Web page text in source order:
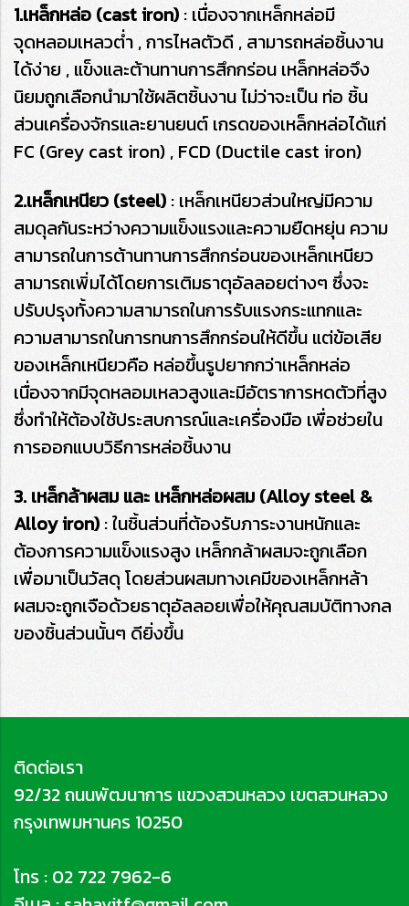
1.เหล็กหล่อ (cast iron) : เนื่องจากเหล็กหล่อมี
จุดหลอมเหลวต่ำ , การไหลตัวดี , สามารถหล่อชิ้นงาน
ได้ง่าย , แข็งและต้านทานการสึกกร่อน เหล็กหล่อจึง
นิยมถูกเลือกนำมาใช้ผลิตชิ้นงาน ไม่ว่าจะเป็น ท่อ ชิ้น
ส่วนเครื่องจักรและยานยนต์ เกรดของเหล็กหล่อได้แก่
FC (Grey cast iron) , FCD (Ductile cast iron)
2.เหล็กเหนียว (steel) : เหล็กเหนียวส่วนใหญ่มีความ
สมดุลกันระหว่างความแข็งแรงและความยืดหยุ่น ความ
สามารถในการต้านทานการสึกกร่อนของเหล็กเหนียว
สามารถเพิ่มได้โดยการเติมธาตุอัลลอยต่างๆ ซึ่งจะ
ปรับปรุงทั้งความสามารถในการรับแรงกระแทกและ
ความสามารถในการทนการสึกกร่อนให้ดีขึ้น แต่ข้อเสีย
ของเหล็กเหนียวคือ หล่อขึ้นรูปยากกว่าเหล็กหล่อ
เนื่องจากมีจุดหลอมเหลวสูงและมีอัตราการหดตัวที่สูง
ซึ่งทำให้ต้องใช้ประสบการณ์และเครื่องมือ เพื่อช่วยใน
การออกแบบวิธีการหล่อชิ้นงาน
3. เหล็กล้าผสม และ เหล็กหล่อผสม (Alloy steel &
Alloy iron) : ในชิ้นส่วนที่ต้องรับภาระงานหนักและ
ต้องการความแข็งแรงสูง เหล็กกล้าผสมจะถูกเลือก
เพื่อมาเป็นวัสดุ โดยส่วนผสมทางเคมีของเหล็กหล้า
ผสมจะถูกเจือด้วยธาตุอัลลอยเพื่อให้คุณสมบัติทางกล
ของชิ้นส่วนนั้นๆ ดียิ่งขึ้น
ติดต่อเรา
92/32 ถนนพัฒนาการ แขวงสวนหลวง เขตสวนหลวง
กรุงเทพมหานคร 10250
โทร : 02 722 7962-6